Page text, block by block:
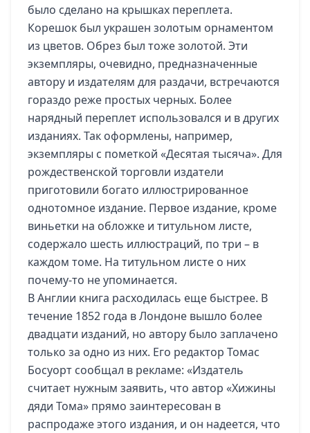
было сделано на крышках переплета.
Корешок был украшен золотым орнаментом
из цветов. Обрез был тоже золотой. Эти
экземпляры, очевидно, предназначенные
автору и издателям для раздачи, встречаются
гораздо реже простых черных. Более
нарядный переплет использовался и в других
изданиях. Так оформлены, например,
экземпляры с пометкой «Десятая тысяча». Для
рождественской торговли издатели
приготовили богато иллюстрированное
однотомное издание. Первое издание, кроме
виньетки на обложке и титульном листе,
содержало шесть иллюстраций, по три – в
каждом томе. На титульном листе о них
почему-то не упоминается.
В Англии книга расходилась еще быстрее. В
течение 1852 года в Лондоне вышло более
двадцати изданий, но автору было заплачено
только за одно из них. Его редактор Томас
Босуорт сообщал в рекламе: «Издатель
считает нужным заявить, что автор «Хижины
дяди Тома» прямо заинтересован в
распродаже этого издания, и он надеется, что